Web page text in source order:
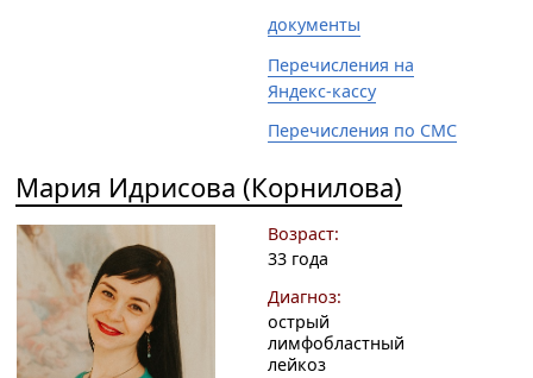
документы
Перечисления на
Яндекс-кассу
Перечисления по СМС
Мария Идрисова (Корнилова)
Возраст:
33 года
Диагноз:
острый
лимфобластный
лейкоз